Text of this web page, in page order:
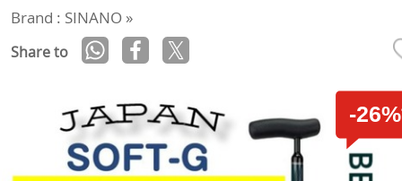
Brand : SINANO »
Share to
-